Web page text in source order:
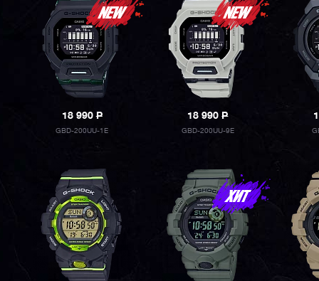
18 990P
GBD-200UU-1E
18 990P
GBD-200UU-9E